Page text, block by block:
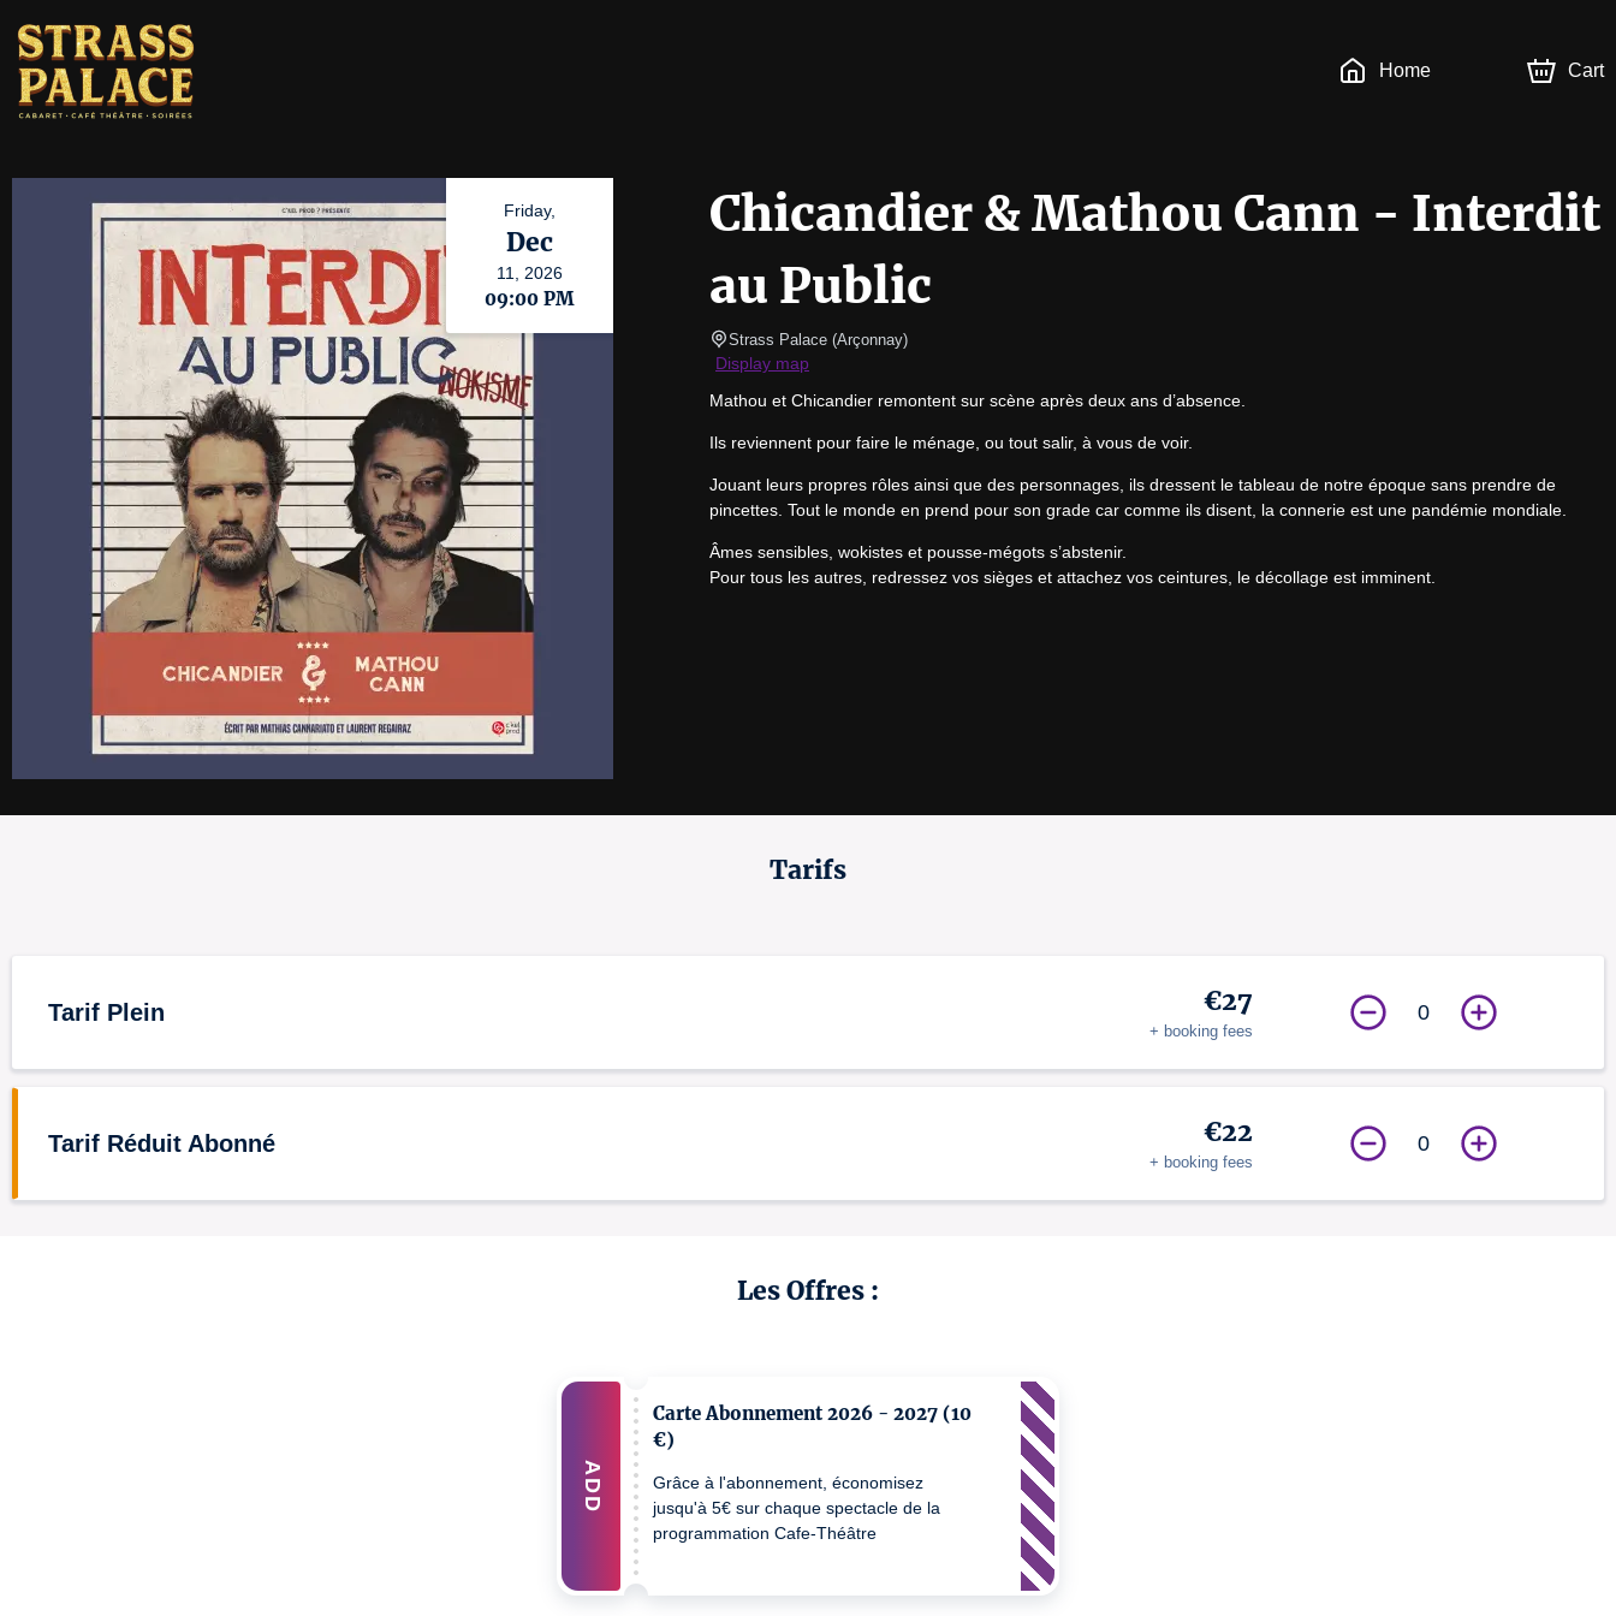
Home Cart
Friday,
Dec
11, 2026
09:00 PM
Chicandier & Mathou Cann - Interdit
au Public
Strass Palace (Arçonnay)
Display map
Mathou et Chicandier remontent sur scène après deux ans d’absence.
Ils reviennent pour faire le ménage, ou tout salir, à vous de voir.
Jouant leurs propres rôles ainsi que des personnages, ils dressent le tableau de notre époque sans prendre de
pincettes. Tout le monde en prend pour son grade car comme ils disent, la connerie est une pandémie mondiale.
Âmes sensibles, wokistes et pousse-mégots s’abstenir.
Pour tous les autres, redressez vos sièges et attachez vos ceintures, le décollage est imminent.
Les Offres :
Carte Abonnement 2026 - 2027 (10
€)
Grâce à l'abonnement, économisez
jusqu'à 5€ sur chaque spectacle de la
programmation Cafe-Théâtre
ADD
Tarifs
Tarif Plein €27
+ booking fees
0
Tarif Réduit Abonné €22
+ booking fees
0